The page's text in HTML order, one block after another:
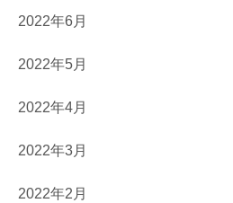
2022年6月
2022年5月
2022年4月
2022年3月
2022年2月